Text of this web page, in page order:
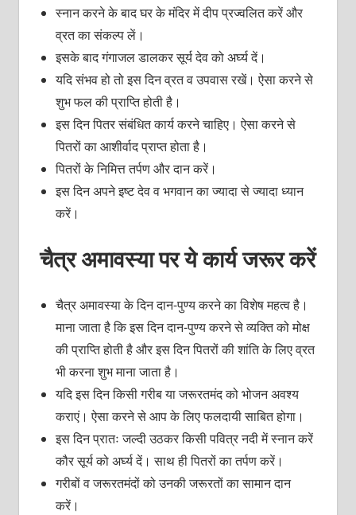
स्नान करने के बाद घर के मंदिर में दीप प्रज्वलित करें और
व्रत का संकल्प लें।
इसके बाद गंगाजल डालकर सूर्य देव को अर्घ्य दें।
यदि संभव हो तो इस दिन व्रत व उपवास रखें। ऐसा करने से
शुभ फल की प्राप्ति होती है।
इस दिन पितर संबंधित कार्य करने चाहिए। ऐसा करने से
पितरों का आशीर्वाद प्राप्त होता है।
पितरों के निमित्त तर्पण और दान करें।
इस दिन अपने इष्ट देव व भगवान का ज्यादा से ज्यादा ध्यान
करें।
चैत्र अमावस्या पर ये कार्य जरूर करें
चैत्र अमावस्या के दिन दान-पुण्य करने का विशेष महत्व है।
माना जाता है कि इस दिन दान-पुण्य करने से व्यक्ति को मोक्ष
की प्राप्ति होती है और इस दिन पितरों की शांति के लिए व्रत
भी करना शुभ माना जाता है।
यदि इस दिन किसी गरीब या जरूरतमंद को भोजन अवश्य
कराएं। ऐसा करने से आप के लिए फलदायी साबित होगा।
इस दिन प्रातः जल्दी उठकर किसी पवित्र नदी में स्नान करें
कौर सूर्य को अर्घ्य दें। साथ ही पितरों का तर्पण करें।
गरीबों व जरूरतमंदों को उनकी जरूरतों का सामान दान
करें।